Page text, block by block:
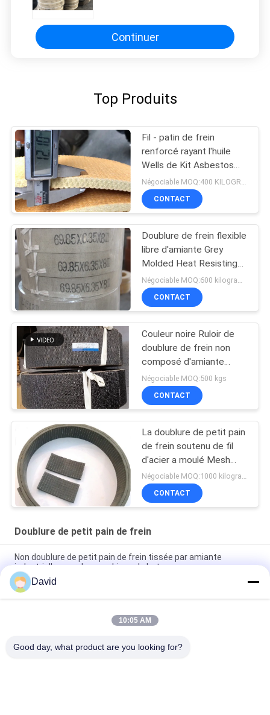
Continuer
Top Produits
Fil - patin de frein
renforcé rayant l'huile
Wells de Kit Asbestos
Free For Winch
Négociable MOQ:400 KILOGRAMMES
CONTACT
Doublure de frein flexible
libre d'amiante Grey
Molded Heat Resisting
matériel
CONTACT
Couleur noire Ruloir de
doublure de frein non
composé d'amiante
Ruloir de rouleau de frein
tissé noir Ruloir de frein
noir
Négociable MOQ:500 kgs
CONTACT
La doublure de petit pain
de frein soutenu de fil
d'acier a moulé Mesh
Reinforced Rubber
Material en acier
Négociable MOQ:1000 kilogrammes
CONTACT
Doublure de petit pain de frein
Non doublure de petit pain de frein tissée par amiante
industrielle pour des machines de bateau
Garniture de frein pour tracteur automatique avec cuivre et
laiton pour tambour de frein et mâchoires de frein
Certification ISO9001 matérielle de regarnissage visqueuse en
David
10:05 AM
Good day, what product are you looking for?